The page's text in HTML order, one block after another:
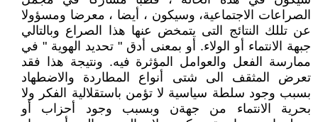
الصراعات الاجتماعية، وسيكون ، أيضا ، معرضا ومسؤولا
عن تللك النتائج التى يتمخض عنها هذا الصراع وبالتالي
جبهة الانتماء أو الولاء. أو بمعنى أدق " تحديد الهوية " في
ممارسة الفعل والعوامل المؤثرة فيه. ونتيجة هذا فقد
تعرض المثقف الى شتى أنواع المطاردة والاضطهاد
بسبب وجود سلطة سياسية لا تؤمن باستقلالية الفكر ولا
بحرية الانتماء من جهةن وبسبب وجود أحزاب أو